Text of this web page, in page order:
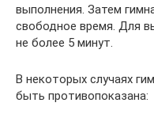
выполнения. Затем
свободное время. Для
не более 5 минут.
В некоторых случаях
быть противопоказана: